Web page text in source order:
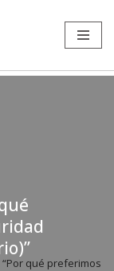
qué preferimos